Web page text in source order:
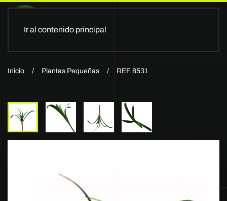
Ir al contenido principal
Inicio Plantas Pequeñas REF 8531